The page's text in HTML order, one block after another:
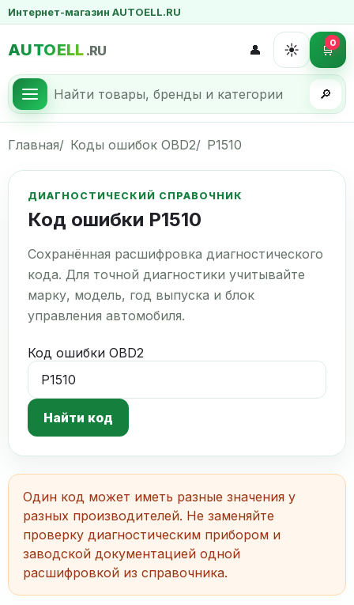
Интернет-магазин AUTOELL.RU
AUTOELL .RU
🔎
👤 ☀️ 🛒0
Главная Коды ошибок OBD2 P1510
ДИАГНОСТИЧЕСКИЙ СПРАВОЧНИК
Код ошибки P1510
Сохранённая расшифровка диагностического
кода. Для точной диагностики учитывайте
марку, модель, год выпуска и блок
управления автомобиля.
Код ошибки OBD2
Найти код
Один код может иметь разные значения у
разных производителей. Не заменяйте
проверку диагностическим прибором и
заводской документацией одной
расшифровкой из справочника.